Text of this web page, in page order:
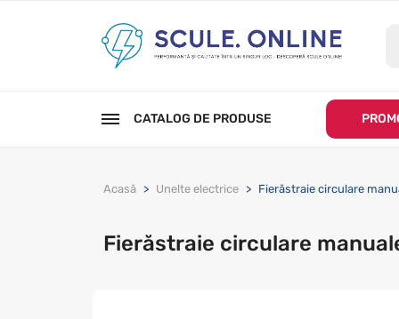
CATALOG DE PRODUSE
Acasă Unelte electrice Fierăstraie circulare
Fierăstraie circulare